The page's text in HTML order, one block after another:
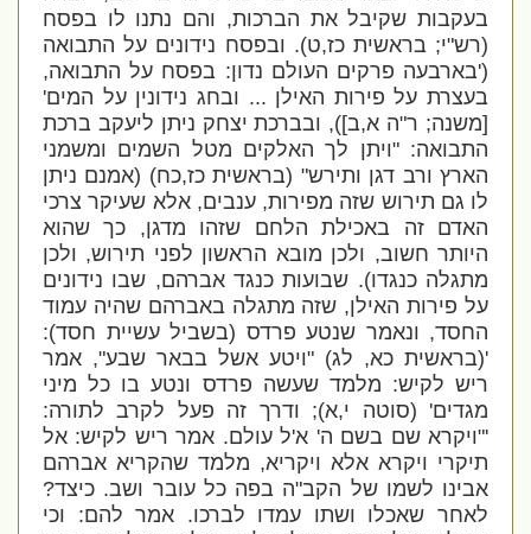
בעקבות שקיבל את הברכות, והם נתנו לו בפסח
(רש"י; בראשית כז,ט). ובפסח נידונים על התבואה
('בארבעה פרקים העולם נדון: בפסח על התבואה,
בעצרת על פירות האילן ... ובחג נידונין על המים'
[משנה; ר"ה א,ב]), ובברכת יצחק ניתן ליעקב ברכת
התבואה: "ויתן לך האלקים מטל השמים ומשמני
הארץ ורב דגן ותירש" (בראשית כז,כח) (אמנם ניתן
לו גם תירוש שזה מפירות, ענבים, אלא שעיקר צרכי
האדם זה באכילת הלחם שזהו מדגן, כך שהוא
היותר חשוב, ולכן מובא הראשון לפני תירוש, ולכן
מתגלה כנגדו). שבועות כנגד אברהם, שבו נידונים
על פירות האילן, שזה מתגלה באברהם שהיה עמוד
החסד, ונאמר שנטע פרדס (בשביל עשיית חסד):
'(בראשית כא, לג) "ויטע אשל בבאר שבע", אמר
ריש לקיש: מלמד שעשה פרדס ונטע בו כל מיני
מגדים' (סוטה י,א); ודרך זה פעל לקרב לתורה:
'"ויקרא שם בשם ה' א'ל עולם. אמר ריש לקיש: אל
תיקרי ויקרא אלא ויקריא, מלמד שהקריא אברהם
אבינו לשמו של הקב"ה בפה כל עובר ושב. כיצד?
לאחר שאכלו ושתו עמדו לברכו. אמר להם: וכי